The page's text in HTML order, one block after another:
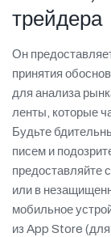
трейдера
Он
принятия
для анализа
ленты, которые
Будьте
писем и
предоставляйте
или в
мобильное
из App Store